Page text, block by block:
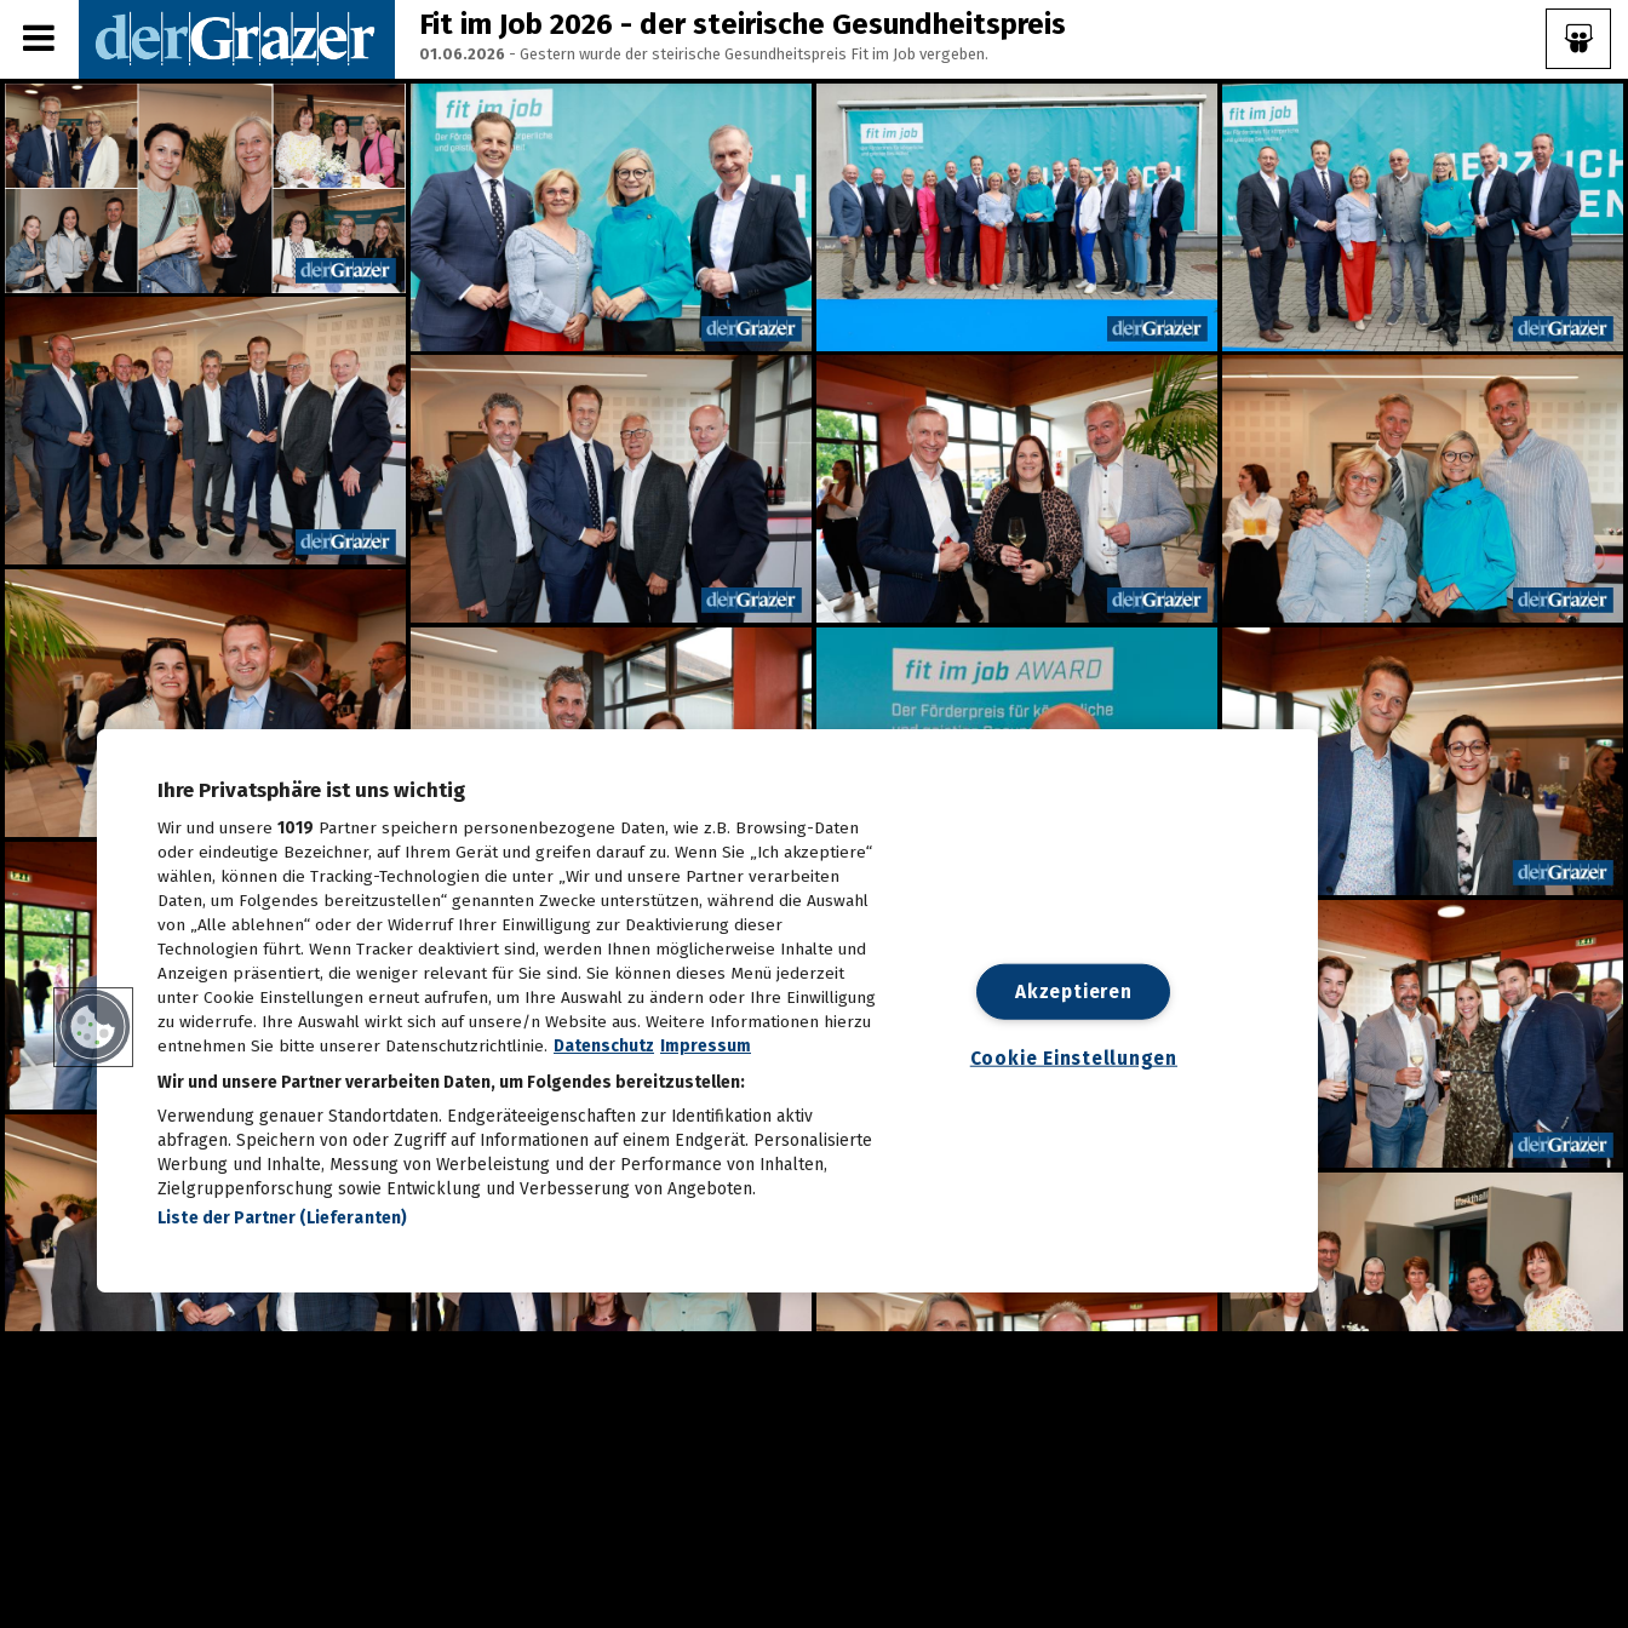
Fit im Job 2026 - der steirische Gesundheitspreis
01.06.2026 - Gestern wurde der steirische Gesundheitspreis Fit im Job vergeben.
Share Album:
ANMELDEN
IMPRESSUM
Ein Frühstück für die
Annenstraße - Das vierte
Annenfrühstück
22.07.2026
Seit 50 Jahren steht
Starkoch Johann Lafer in
der Küche
22.07.2026
Spiel, Spaß und Lernen in
der Kinderstadt Bibongo
14.07.2026
Die Grüne Nacht des
steirischen Tourismus
09.07.2026
Sommerfest der
Industriellenvereinigung
Steiermark 2026
WM 2026: Ganz Graz
fieberte mit der
Nationalelf
02.07.2026
Die Innenstadt wurde zum
Laufsteg
29.06.2026
Live aus dem Rathaus:
Das war Wahlsonntag in
Graz 2026, TEIL 2
28.06.2026
Live aus dem Rathaus:
Das war Wahlsonntag in
Graz 2026, TEIL 1
28.06.2026
Pride: Graz feierte bei der
Das war das sFinks
Sommerfest 2026
Ihre Privatsphäre ist uns wichtig
Wir und unsere 1019 Partner speichern personenbezogene Daten, wie z.B. Browsing-Daten
oder eindeutige Bezeichner, auf Ihrem Gerät und greifen darauf zu. Wenn Sie „Ich akzeptiere“
wählen, können die Tracking-Technologien die unter „Wir und unsere Partner verarbeiten
Daten, um Folgendes bereitzustellen“ genannten Zwecke unterstützen, während die Auswahl
von „Alle ablehnen“ oder der Widerruf Ihrer Einwilligung zur Deaktivierung dieser
Technologien führt. Wenn Tracker deaktiviert sind, werden Ihnen möglicherweise Inhalte und
Anzeigen präsentiert, die weniger relevant für Sie sind. Sie können dieses Menü jederzeit
unter Cookie Einstellungen erneut aufrufen, um Ihre Auswahl zu ändern oder Ihre Einwilligung
zu widerrufe. Ihre Auswahl wirkt sich auf unsere/n Website aus. Weitere Informationen hierzu
entnehmen Sie bitte unserer Datenschutzrichtlinie. Datenschutz Impressum
Wir und unsere Partner verarbeiten Daten, um Folgendes bereitzustellen:
Verwendung genauer Standortdaten. Endgeräteeigenschaften zur Identifikation aktiv
abfragen. Speichern von oder Zugriff auf Informationen auf einem Endgerät. Personalisierte
Werbung und Inhalte, Messung von Werbeleistung und der Performance von Inhalten,
Zielgruppenforschung sowie Entwicklung und Verbesserung von Angeboten.
Liste der Partner (Lieferanten)
Akzeptieren
Cookie Einstellungen